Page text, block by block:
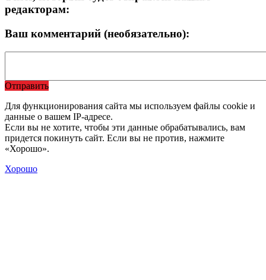
редакторам:
Ваш комментарий (необязательно):
Отправить
Для функционирования сайта мы используем файлы cookie и
данные о вашем IP-адресе.
Если вы не хотите, чтобы эти данные обрабатывались, вам
придется покинуть сайт. Если вы не против, нажмите
«Хорошо».
Хорошо